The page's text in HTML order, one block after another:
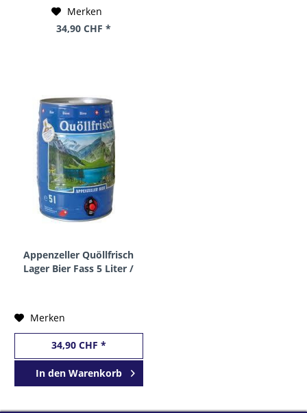
Merken
34,90 CHF *
Appenzeller Quöllfrisch
Lager Bier Fass 5 Liter /
Merken
34,90 CHF *
In den Warenkorb